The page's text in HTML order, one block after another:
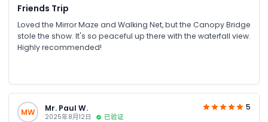
Friends Trip
Loved the Mirror Maze and Walking Net, but the Canopy Bridge
stole the show. It's so peaceful up there with the waterfall view.
Highly recommended!
MW Mr. Paul W.
2025年8月12日 已验证
5